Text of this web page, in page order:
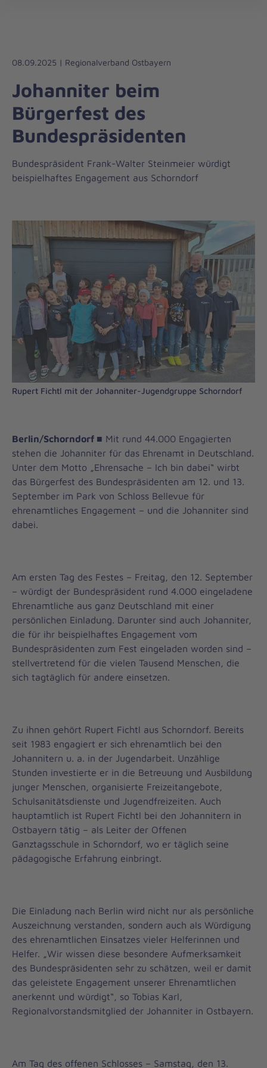
Liebe
Leben
08.09.2025 | Regionalverband Ostbayern
Johanniter beim
Bürgerfest des
Bundespräsidenten
Bundespräsident Frank-Walter Steinmeier würdigt
beispielhaftes Engagement aus Schorndorf
Rupert Fichtl mit der Johanniter-Jugendgruppe Schorndorf
Berlin/Schorndorf ■ Mit rund 44.000 Engagierten
stehen die Johanniter für das Ehrenamt in Deutschland.
Unter dem Motto „Ehrensache – Ich bin dabei“ wirbt
das Bürgerfest des Bundespräsidenten am 12. und 13.
September im Park von Schloss Bellevue für
ehrenamtliches Engagement – und die Johanniter sind
dabei.
Am ersten Tag des Festes – Freitag, den 12. September
– würdigt der Bundespräsident rund 4.000 eingeladene
Ehrenamtliche aus ganz Deutschland mit einer
persönlichen Einladung. Darunter sind auch Johanniter,
die für ihr beispielhaftes Engagement vom
Bundespräsidenten zum Fest eingeladen worden sind –
stellvertretend für die vielen Tausend Menschen, die
sich tagtäglich für andere einsetzen.
Zu ihnen gehört Rupert Fichtl aus Schorndorf. Bereits
seit 1983 engagiert er sich ehrenamtlich bei den
Johannitern u. a. in der Jugendarbeit. Unzählige
Stunden investierte er in die Betreuung und Ausbildung
junger Menschen, organisierte Freizeitangebote,
Schulsanitätsdienste und Jugendfreizeiten. Auch
hauptamtlich ist Rupert Fichtl bei den Johannitern in
Ostbayern tätig – als Leiter der Offenen
Ganztagsschule in Schorndorf, wo er täglich seine
pädagogische Erfahrung einbringt.
Die Einladung nach Berlin wird nicht nur als persönliche
Auszeichnung verstanden, sondern auch als Würdigung
des ehrenamtlichen Einsatzes vieler Helferinnen und
Helfer. „Wir wissen diese besondere Aufmerksamkeit
des Bundespräsidenten sehr zu schätzen, weil er damit
das geleistete Engagement unserer Ehrenamtlichen
anerkennt und würdigt“, so Tobias Karl,
Regionalvorstandsmitglied der Johanniter in Ostbayern.
Am Tag des offenen Schlosses – Samstag, den 13.